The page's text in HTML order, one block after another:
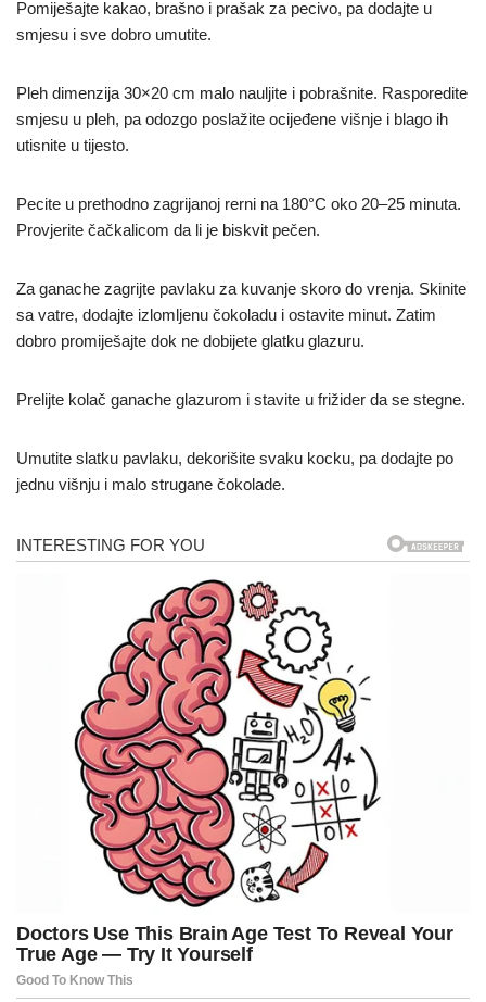
Pomiješajte kakao, brašno i prašak za pecivo, pa dodajte u
smjesu i sve dobro umutite.
Pleh dimenzija 30×20 cm malo nauljite i pobrašnite. Rasporedite
smjesu u pleh, pa odozgo poslažite ocijeđene višnje i blago ih
utisnite u tijesto.
Pecite u prethodno zagrijanoj rerni na 180°C oko 20–25 minuta.
Provjerite čačkalicom da li je biskvit pečen.
Za ganache zagrijte pavlaku za kuvanje skoro do vrenja. Skinite
sa vatre, dodajte izlomljenu čokoladu i ostavite minut. Zatim
dobro promiješajte dok ne dobijete glatku glazuru.
Prelijte kolač ganache glazurom i stavite u frižider da se stegne.
Umutite slatku pavlaku, dekorišite svaku kocku, pa dodajte po
jednu višnju i malo strugane čokolade.